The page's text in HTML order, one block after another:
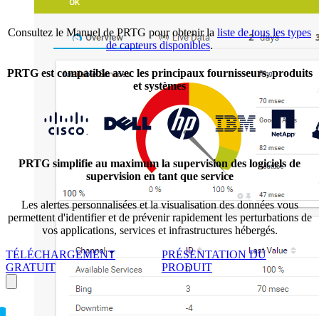
Consultez le Manuel de PRTG pour obtenir la liste de tous les types
de capteurs disponibles.
PRTG est compatible avec les principaux fournisseurs, produits
et systèmes
PRTG simplifie au maximum la supervision des logiciels de
supervision en tant que service
Les alertes personnalisées et la visualisation des données vous
permettent d'identifier et de prévenir rapidement les perturbations de
vos applications, services et infrastructures hébergés.
TÉLÉCHARGEMENT
GRATUIT
PRÉSENTATION DU
PRODUIT